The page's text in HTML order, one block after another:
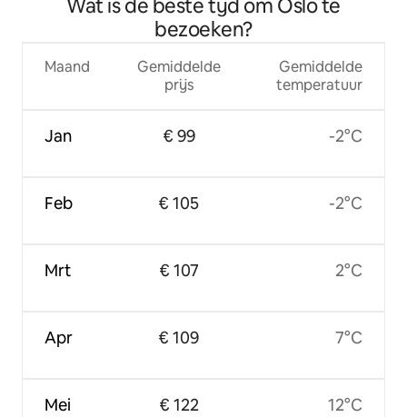
Wat is de beste tijd om Oslo te
bezoeken?
Maand
Jan
Feb
Mrt
Apr
Mei
Gemiddelde
prijs
€ 99
€ 105
€ 107
€ 109
€ 122
Gemiddelde
temperatuur
-2°C
-2°C
2°C
7°C
12°C